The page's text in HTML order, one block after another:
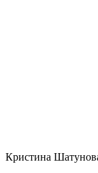
Кристина